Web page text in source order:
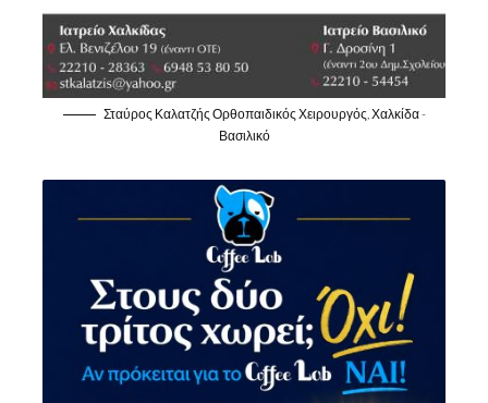
Σταύρος Καλατζής Ορθοπαιδικός Χειρουργός, Χαλκίδα -
Βασιλικό